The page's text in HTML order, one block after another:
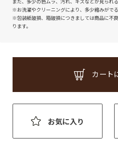
また、多少の色ムラ、汚れ、キズなどが見られる
※お洗濯やクリーニングにより、多少縮みがでる
※包装紙破損、箱破損につきましては商品に不
ります。
カート
お気に入り